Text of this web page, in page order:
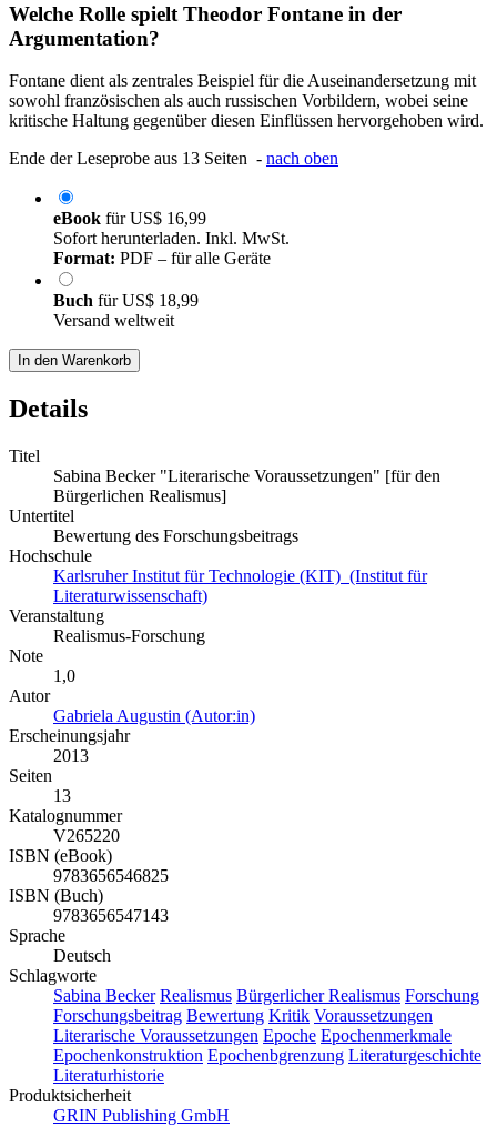
Welche Rolle spielt Theodor Fontane in der
Argumentation?
Fontane dient als zentrales Beispiel für die Auseinandersetzung mit
sowohl französischen als auch russischen Vorbildern, wobei seine
kritische Haltung gegenüber diesen Einflüssen hervorgehoben wird.
Ende der Leseprobe aus 13 Seiten - nach oben
eBook fürUS$ 16,99
Sofort herunterladen. Inkl. MwSt.
Format: PDF – für alle Geräte
Buch fürUS$ 18,99
Versand weltweit
In den Warenkorb
Details
Titel
Sabina Becker "Literarische Voraussetzungen" [für den
Bürgerlichen Realismus]
Untertitel
Bewertung des Forschungsbeitrags
Hochschule
Karlsruher Institut für Technologie (KIT) (Institut für
Literaturwissenschaft)
Veranstaltung
Realismus-Forschung
Note
1,0
Autor
Gabriela Augustin (Autor:in)
Erscheinungsjahr
2013
Seiten
13
Katalognummer
V265220
ISBN (eBook)
9783656546825
ISBN (Buch)
9783656547143
Sprache
Deutsch
Schlagworte
Sabina Becker Realismus Bürgerlicher Realismus Forschung
Forschungsbeitrag Bewertung Kritik Voraussetzungen
Literarische Voraussetzungen Epoche Epochenmerkmale
Epochenkonstruktion Epochenbgrenzung Literaturgeschichte
Literaturhistorie
Produktsicherheit
GRIN Publishing GmbH